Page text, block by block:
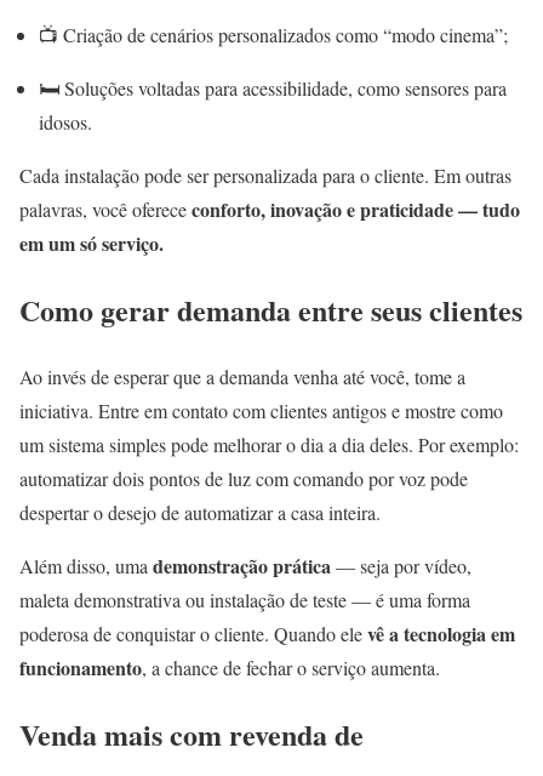
📺 Criação de cenários personalizados como “modo cinema”;
🛏️ Soluções voltadas para acessibilidade, como sensores para
idosos.
Cada instalação pode ser personalizada para o cliente. Em outras
palavras, você oferececonforto, inovação e praticidade — tudo
em um só serviço.
Como gerar demanda entre seus clientes
Ao invés de esperar que a demanda venha até você, tome a
iniciativa. Entre em contato com clientes antigos e mostre como
um sistema simples pode melhorar o dia a dia deles. Por exemplo:
automatizar dois pontos de luz com comando por voz pode
despertar o desejo de automatizar a casa inteira.
Além disso, uma demonstração prática— seja por vídeo,
maleta demonstrativa ou instalação de teste — é uma forma
poderosa de conquistar o cliente. Quando elevê a tecnologia em
funcionamento, a chance de fechar o serviço aumenta.
Venda mais com revenda de